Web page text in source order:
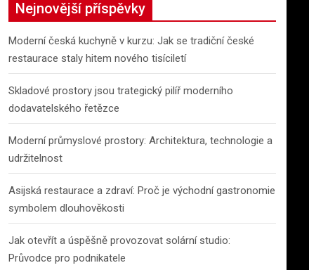
Nejnovější příspěvky
Moderní česká kuchyně v kurzu: Jak se tradiční české
restaurace staly hitem nového tisíciletí
Skladové prostory jsou trategický pilíř moderního
dodavatelského řetězce
Moderní průmyslové prostory: Architektura, technologie a
udržitelnost
Asijská restaurace a zdraví: Proč je východní gastronomie
symbolem dlouhověkosti
Jak otevřít a úspěšně provozovat solární studio:
Průvodce pro podnikatele